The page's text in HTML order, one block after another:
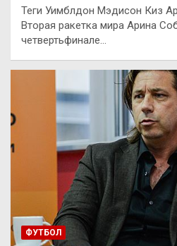
Теги Уимблдон Мэдисон Киз
Вторая ракетка мира Арина
четвертьфинале…
ФУТБОЛ